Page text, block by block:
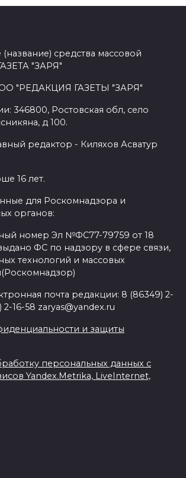
средства массовой
"ЗАРЯ"
"РЕДАКЦИЯ ГАЗЕТЫ "ЗАРЯ"
346800, Ростовская обл, село
д 100.
редактор - Киляхов Асватур
16 лет.
для Роскомнадзора и
органов:
номер Эл №ФС77-79759 от 18
ФС по надзору в сфере связи,
технологий и массовых
почта редакции: 8 (86349) 2-
16-58 zaryas@yandex.ru
и защиты
персональных данных с
Yandex.Metrika, LiveInternet,